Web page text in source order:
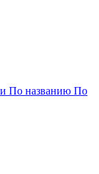
По названию По